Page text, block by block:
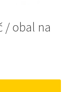
/ obal na